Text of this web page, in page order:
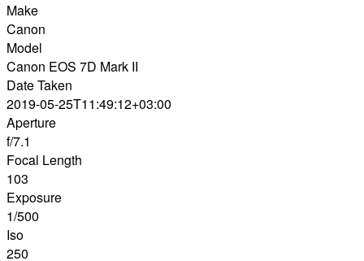
Make
Canon
Model
Canon EOS 7D Mark II
Date Taken
2019-05-25T11:49:12+03:00
Aperture
f/7.1
Focal Length
103
Exposure
1/500
Iso
250